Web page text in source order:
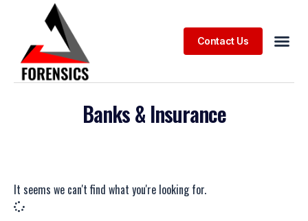
Contact Us
Banks & Insurance
It seems we can't find what you're looking for.